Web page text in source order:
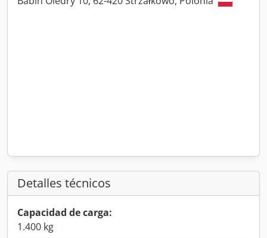
Detalles técnicos
Capacidad de carga:
1.400 kg